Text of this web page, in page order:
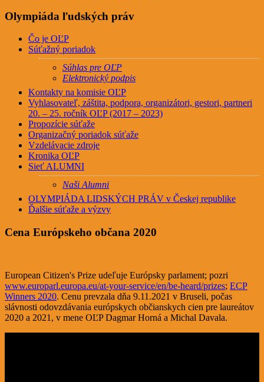
Olympiáda ľudských práv
Čo je OĽP
Súťažný poriadok
Súhlas pre OĽP
Elektronický podpis
Kontakty na komisie OĽP
Vyhlasovateľ, záštita, podpora, organizátori, gestori, partneri
20. – 25. ročník OĽP (2017 – 2023)
Propozície súťaže
Organizačný poriadok súťaže
Vzdelávacie zdroje
Kronika OĽP
Sieť ALUMNI
Naši Alumni
OLYMPIÁDA LIDSKÝCH PRÁV v Českej republike
Ďalšie súťaže a výzvy
Cena Európskeho občana 2020
European Citizen's Prize udeľuje Európsky parlament; pozri
www.europarl.europa.eu/at-your-service/en/be-heard/prizes; ECP
Winners 2020. Cenu prevzala dňa 9.11.2021 v Bruseli, počas
slávnosti odovzdávania európskych občianskych cien pre laureátov
2020 a 2021, v mene OĽP Dagmar Horná a Michal Davala.